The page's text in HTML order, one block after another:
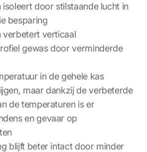
isoleert door stilstaande lucht in
besparing
verbetert verticaal
gewas door verminderde
in de gehele kas
maar dankzij de verbeterde
de temperaturen is er
en gevaar op
blijft beter intact door minder